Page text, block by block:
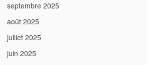
septembre 2025
août 2025
juillet 2025
juin 2025